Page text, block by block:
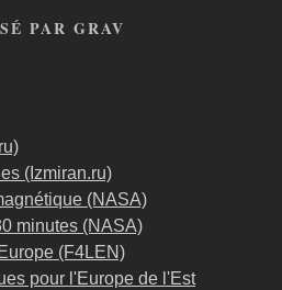
PAR GRAV
(Izmiran.ru)
(NASA)
minutes (NASA)
(F4LEN)
pour l'Europe de l'Est